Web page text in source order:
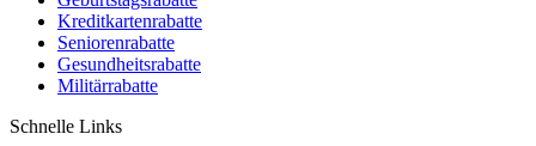
Kreditkartenrabatte
Seniorenrabatte
Gesundheitsrabatte
Militärrabatte
Schnelle Links